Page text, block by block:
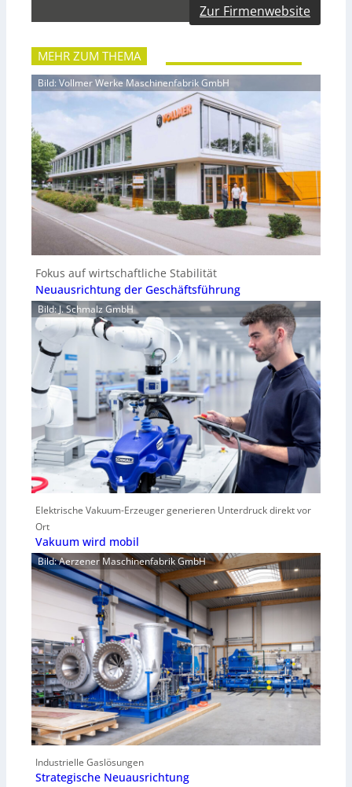
Zur Firmenwebsite
MEHR ZUM THEMA
Bild: Vollmer Werke Maschinenfabrik GmbH
Fokus auf wirtschaftliche Stabilität
Neuausrichtung der Geschäftsführung
Bild: J. Schmalz GmbH
Elektrische Vakuum-Erzeuger generieren Unterdruck direkt vor
Ort
Vakuum wird mobil
Bild: Aerzener Maschinenfabrik GmbH
Industrielle Gaslösungen
Strategische Neuausrichtung